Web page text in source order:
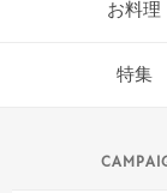
お料理
特集